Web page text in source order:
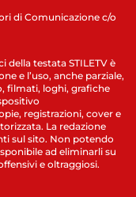
di Comunicazione c/o
testata STILETV è
e l’uso, anche parziale,
filmati, loghi, grafiche
registrazioni, cover e
La redazione
sul sito. Non potendo
ad eliminarli su
e oltraggiosi.